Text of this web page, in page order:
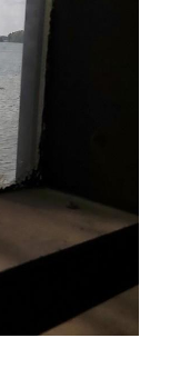
ja
on on